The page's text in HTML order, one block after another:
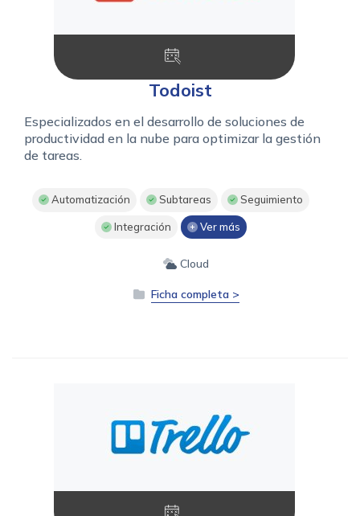
Todoist
Especializados en el desarrollo de soluciones de
productividad en la nube para optimizar la gestión
de tareas.
Automatización Subtareas Seguimiento
Integración Ver más
Cloud
Ficha completa >